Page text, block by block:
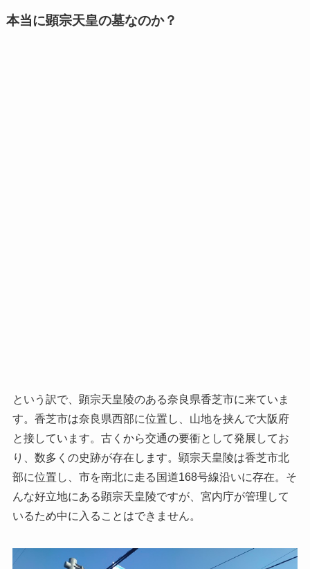
本当に顕宗天皇の墓なのか？
という訳で、顕宗天皇陵のある奈良県香芝市に来ていま
す。香芝市は奈良県西部に位置し、山地を挟んで大阪府
と接しています。古くから交通の要衝として発展してお
り、数多くの史跡が存在します。顕宗天皇陵は香芝市北
部に位置し、市を南北に走る国道168号線沿いに存在。そ
んな好立地にある顕宗天皇陵ですが、宮内庁が管理して
いるため中に入ることはできません。